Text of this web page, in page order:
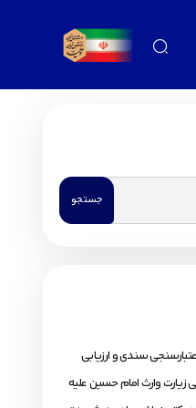
سندی و ارزیابی
زیارت وارث امام حسین علیه